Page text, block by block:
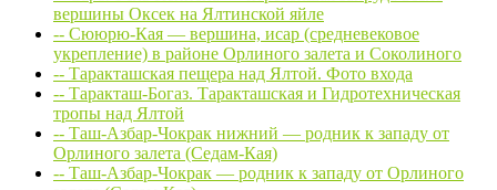
вершины Оксек на Ялтинской яйле
-- Сююрю-Кая — вершина, исар (средневековое
укрепление) в районе Орлиного залета и Соколиного
-- Таракташская пещера над Ялтой. Фото входа
-- Таракташ-Богаз. Таракташская и Гидротехническая
тропы над Ялтой
-- Таш-Азбар-Чокрак нижний — родник к западу от
Орлиного залета (Седам-Кая)
-- Таш-Азбар-Чокрак — родник к западу от Орлиного